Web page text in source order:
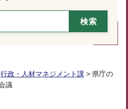
行政・人材マネジメント課 > 県庁の
議